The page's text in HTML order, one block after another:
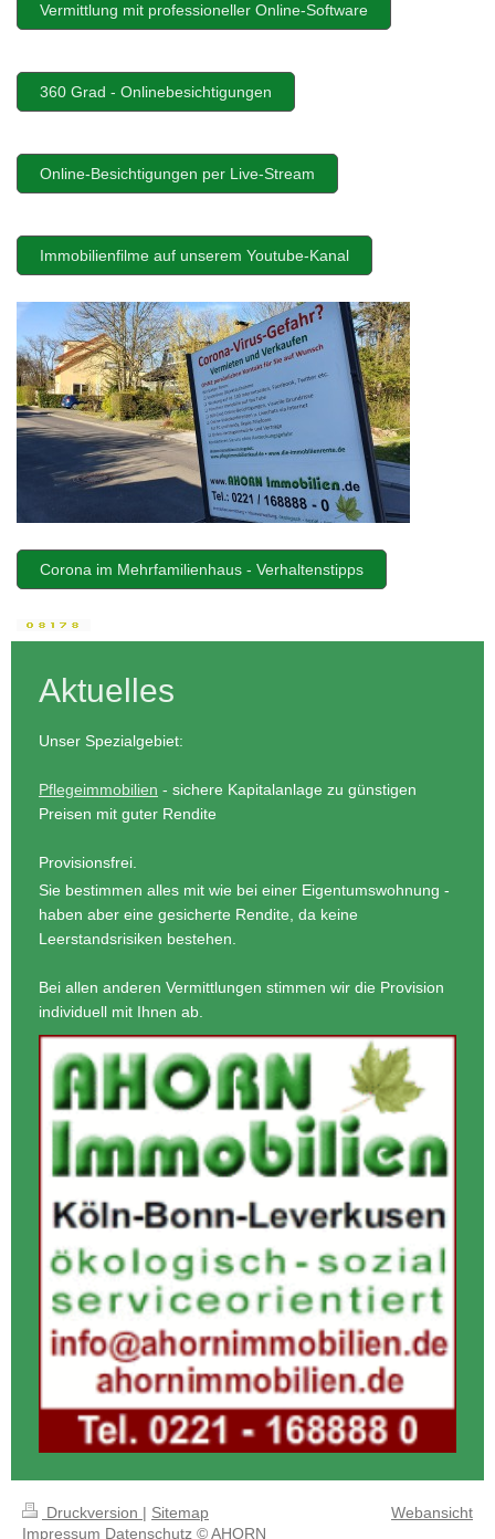
Vermittlung mit professioneller Online-Software
360 Grad - Onlinebesichtigungen
Online-Besichtigungen per Live-Stream
Immobilienfilme auf unserem Youtube-Kanal
Corona im Mehrfamilienhaus - Verhaltenstipps
Aktuelles
Unser Spezialgebiet:
Pflegeimmobilien - sichere Kapitalanlage zu günstigen
Preisen mit guter Rendite
Provisionsfrei.
Sie bestimmen alles mit wie bei einer Eigentumswohnung -
haben aber eine gesicherte Rendite, da keine
Leerstandsrisiken bestehen.
Bei allen anderen Vermittlungen stimmen wir die Provision
individuell mit Ihnen ab.
Druckversion | Sitemap
Impressum Datenschutz © AHORN
Webansicht